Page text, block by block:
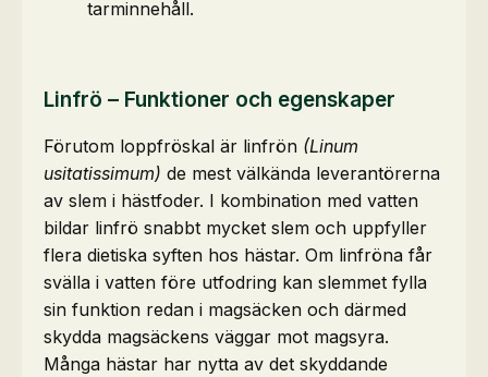
tarminnehåll.
Linfrö – Funktioner och egenskaper
Förutom loppfröskal är linfrön (Linum
usitatissimum) de mest välkända leverantörerna
av slem i hästfoder. I kombination med vatten
bildar linfrö snabbt mycket slem och uppfyller
flera dietiska syften hos hästar. Om linfröna får
svälla i vatten före utfodring kan slemmet fylla
sin funktion redan i magsäcken och därmed
skydda magsäckens väggar mot magsyra.
Många hästar har nytta av det skyddande